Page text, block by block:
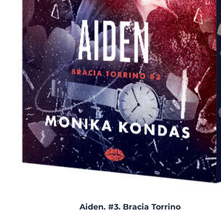
Aiden. #3. Bracia Torrino